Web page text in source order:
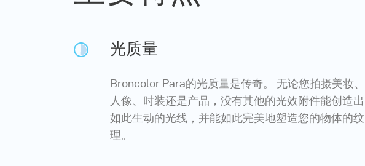
光质量
Broncolor Para的光质量是传奇。 无论您拍摄美妆、
人像、时装还是产品，没有其他的光效附件能创造出
如此生动的光线，并能如此完美地塑造您的物体的纹
理。